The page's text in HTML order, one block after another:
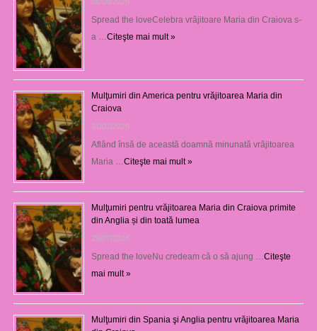
Spread the loveCelebra vrăjitoare Maria din Craiova s-
a … Citeşte mai mult »
Mulţumiri din America pentru vrăjitoarea Maria din
Craiova
31/07/2026
Aflând însă de această doamnă minunată vrăjitoarea
Maria … Citeşte mai mult »
Mulţumiri pentru vrăjitoarea Maria din Craiova primite
din Anglia și din toată lumea
29/07/2026
Spread the loveNu credeam că o să ajung … Citeşte
mai mult »
Mulţumiri din Spania şi Anglia pentru vrăjitoarea Maria